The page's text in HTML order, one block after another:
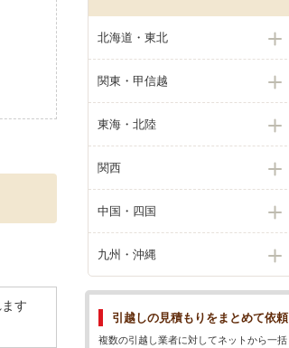
す
北海道・東北
関東・甲信越
東海・北陸
関西
中国・四国
九州・沖縄
引越しの見積もりをまとめて依頼
複数の引越し業者に対してネットから一括